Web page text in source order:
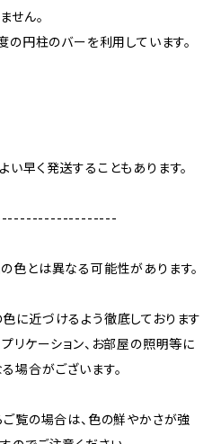
せん。
の円柱のバーを利用しています。
早く発送することもあります。
色とは異なる可能性があります。
に近づけるよう徹底しております
リケーション、お部屋の照明等に
場合がございます。
ご覧の場合は、色の鮮やかさが強